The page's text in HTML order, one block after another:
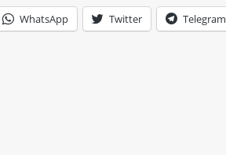
WhatsApp Twitter Telegram